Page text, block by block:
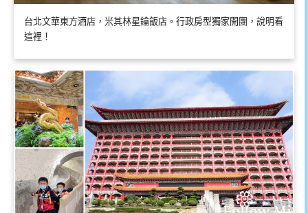
台北文華東方酒店，米其林星鑰飯店。行政房型獨家開團，說明看
這裡！